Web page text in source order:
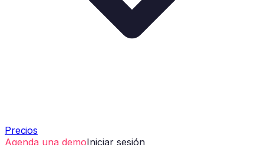
Precios
Agenda una demoIniciar sesión